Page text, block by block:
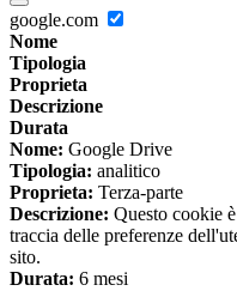
google.com
Nome
Tipologia
Proprieta
Descrizione
Durata
Nome: Google Drive
Tipologia: analitico
Proprieta: Terza-parte
Descrizione: Questo cookie
traccia delle preferenze
sito.
Durata: 6 mesi